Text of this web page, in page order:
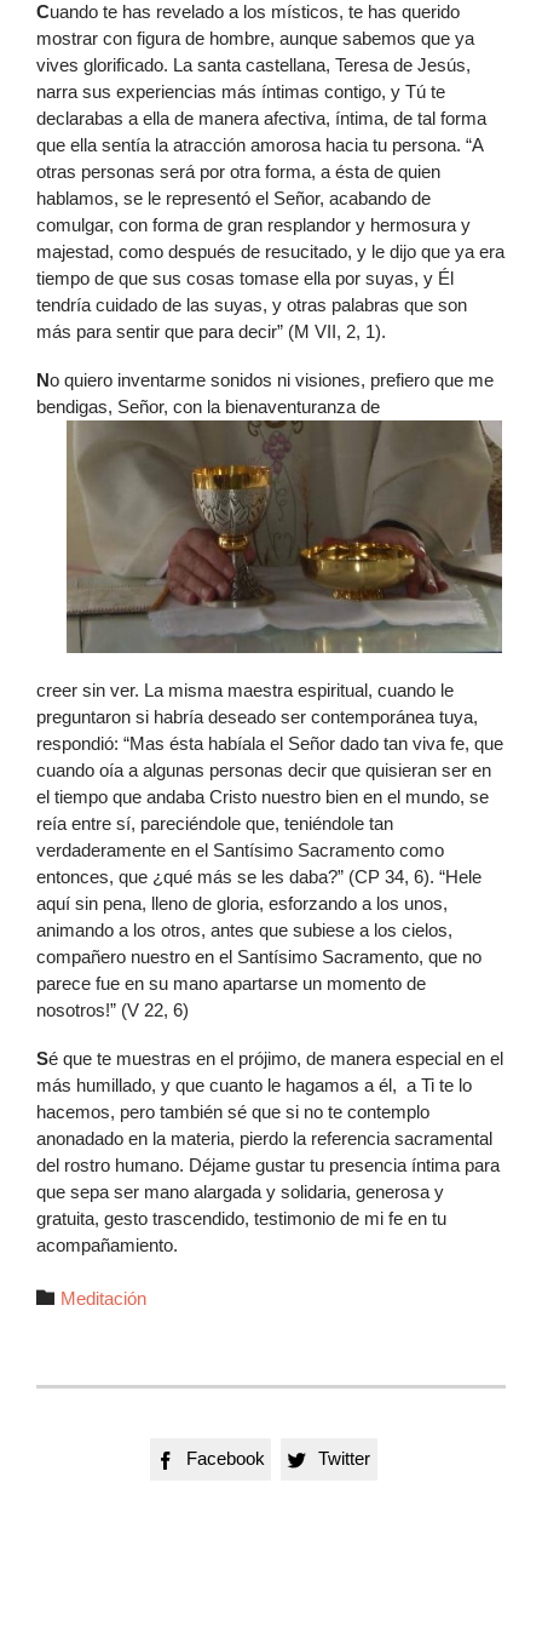
Cuando te has revelado a los místicos, te has querido
mostrar con figura de hombre, aunque sabemos que ya
vives glorificado. La santa castellana, Teresa de Jesús,
narra sus experiencias más íntimas contigo, y Tú te
declarabas a ella de manera afectiva, íntima, de tal forma
que ella sentía la atracción amorosa hacia tu persona. “A
otras personas será por otra forma, a ésta de quien
hablamos, se le representó el Señor, acabando de
comulgar, con forma de gran resplandor y hermosura y
majestad, como después de resucitado, y le dijo que ya era
tiempo de que sus cosas tomase ella por suyas, y Él
tendría cuidado de las suyas, y otras palabras que son
más para sentir que para decir” (M VII, 2, 1).
No quiero inventarme sonidos ni visiones, prefiero que me
bendigas, Señor, con la bienaventuranza de
creer sin ver. La misma maestra espiritual, cuando le
preguntaron si habría deseado ser contemporánea tuya,
respondió: “Mas ésta habíala el Señor dado tan viva fe, que
cuando oía a algunas personas decir que quisieran ser en
el tiempo que andaba Cristo nuestro bien en el mundo, se
reía entre sí, pareciéndole que, teniéndole tan
verdaderamente en el Santísimo Sacramento como
entonces, que ¿qué más se les daba?” (CP 34, 6). “Hele
aquí sin pena, lleno de gloria, esforzando a los unos,
animando a los otros, antes que subiese a los cielos,
compañero nuestro en el Santísimo Sacramento, que no
parece fue en su mano apartarse un momento de
nosotros!” (V 22, 6)
Sé que te muestras en el prójimo, de manera especial en el
más humillado, y que cuanto le hagamos a él, a Ti te lo
hacemos, pero también sé que si no te contemplo
anonadado en la materia, pierdo la referencia sacramental
del rostro humano. Déjame gustar tu presencia íntima para
que sepa ser mano alargada y solidaria, generosa y
gratuita, gesto trascendido, testimonio de mi fe en tu
acompañamiento.
 Autor
Meditación
 Facebook  Twitter